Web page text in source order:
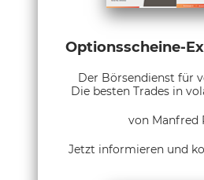
Optionsscheine-
Der Börsendienst für
Die besten Trades in
von Manfred
Jetzt informieren und